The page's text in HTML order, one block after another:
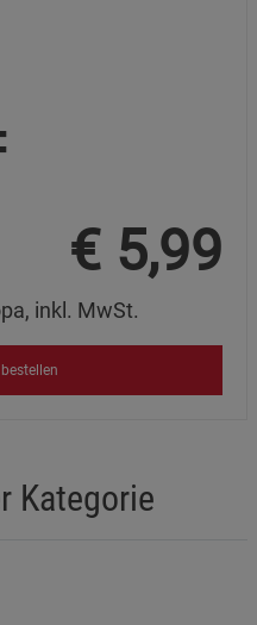
€ 5,99
inkl. MwSt.
Kategorie